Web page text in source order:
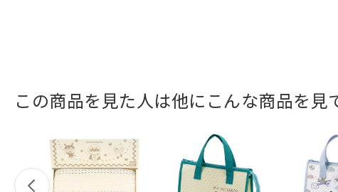
この商品を見た人は他にこんな商品を見